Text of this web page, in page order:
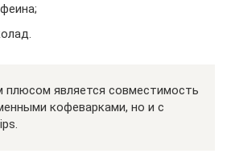
является совместимость
кофеварками, но и с